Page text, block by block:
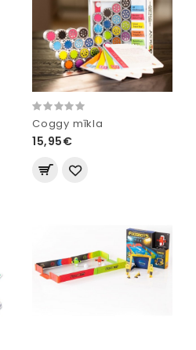
Coggy mīkla
15,95€